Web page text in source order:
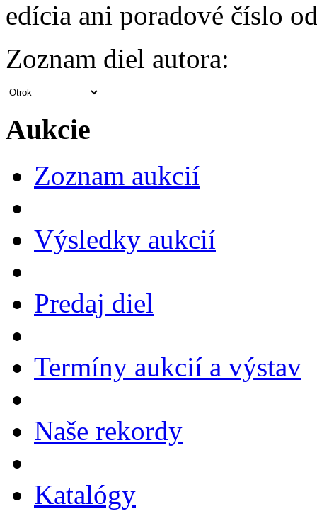
edícia ani poradové číslo
Zoznam diel autora:
Aukcie
Zoznam aukcií
Výsledky aukcií
Predaj diel
Termíny aukcií a výstav
Naše rekordy
Katalógy